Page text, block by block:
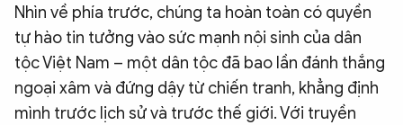
Nhìn về phía trước, chúng ta hoàn toàn có quyền
tự hào tin tưởng vào sức mạnh nội sinh của dân
tộc Việt Nam – một dân tộc đã bao lần đánh thắng
ngoại xâm và đứng dậy từ chiến tranh, khẳng định
mình trước lịch sử và trước thế giới. Với truyền